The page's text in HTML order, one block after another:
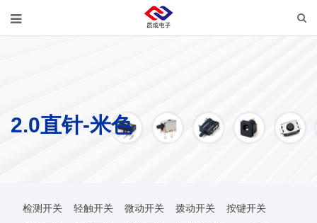
2.0直针-米色
检测开关 轻触开关 微动开关 拨动开关
按键开关